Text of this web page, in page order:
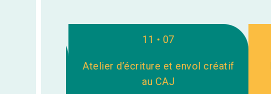
11 • 07
Atelier d’écriture et envol créatif
au CAJ